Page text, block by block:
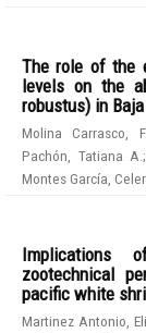
The role of the
levels on the
robustus) in
Molina Carrasco,
Pachón, Tatiana A. ;
Montes García,
Implications
zootechnical
pacific white
Martinez Antonio,